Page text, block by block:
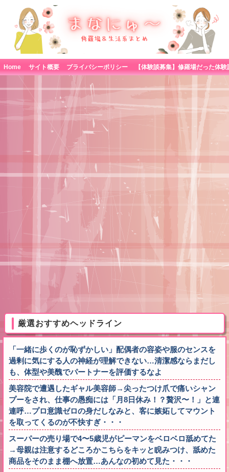
Home サイト概要 プライバシーポリシー
厳選おすすめヘッドライン
「一緒に歩くのが恥ずかしい」配偶者の容姿や服のセンスを
過剰に気にする人の神経が理解できない…清潔感ならまだし
も、体型や美醜でパートナーを評価するなよ
美容院で遭遇したギャル美容師→尖ったつけ爪で痛いシャン
プーをされ、仕事の愚痴には「月8日休み！？贅沢〜！」と連
連呼…プロ意識ゼロの身だしなみと、客に嫉妬してマウント
を取ってくるのが不快すぎ・・・
スーパーの売り場で4〜5歳児がピーマンをベロベロ舐めてた
→母親は注意するどころかこちらをキッと睨みつけ、舐めた
商品をそのまま棚へ放置…あんなの初めて見た・・・